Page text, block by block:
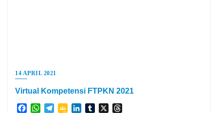
14 APRIL 2021
Virtual Kompetensi FTPKN 2021
FacebookWhatsApp
TelegramGoogleLinkedInTumblr
X